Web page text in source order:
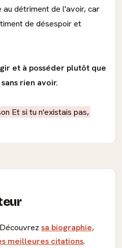
détriment de l'avoir, car
de désespoir et
et à posséder plutôt que
rien avoir.
Et si tu n'existais pas,
sa biographie,
meilleures citations.